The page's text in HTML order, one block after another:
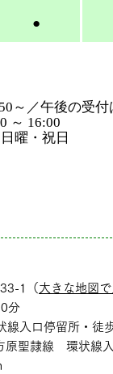
●
～／午後の受
～ 16:00
曜・祝日
1（ 大きな地図
分
入口停留所・徒
隷線 環状線入